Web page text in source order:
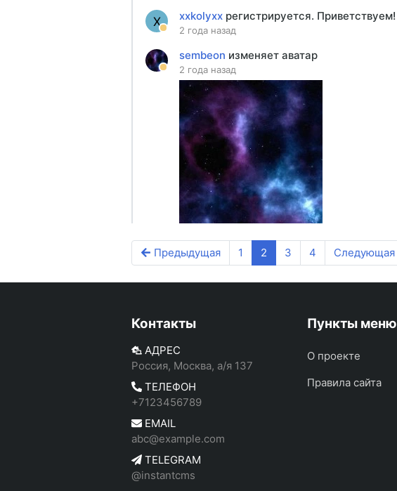
X xxkolyxx регистрируется. Приветствуем!
2 года назад
sembeon изменяет аватар
2 года назад
Предыдущая 1 2 3 4 Следующая
Контакты
АДРЕС
Россия, Москва, а/я 137
ТЕЛЕФОН
+7123456789
EMAIL
abc@example.com
TELEGRAM
@instantcms
Пункты меню
О проекте
Правила сайта